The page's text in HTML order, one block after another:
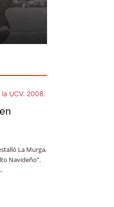
La Murga,
Navideño”.